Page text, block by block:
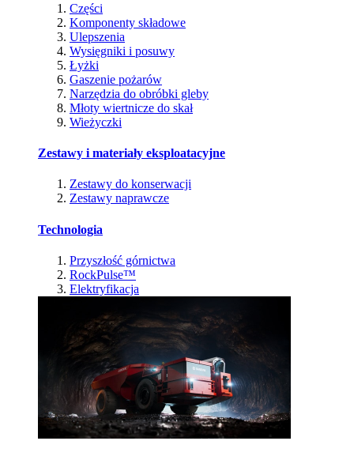
Części
Komponenty składowe
Ulepszenia
Wysięgniki i posuwy
Łyżki
Gaszenie pożarów
Narzędzia do obróbki gleby
Młoty wiertnicze do skał
Wieżyczki
Zestawy i materiały eksploatacyjne
Zestawy do konserwacji
Zestawy naprawcze
Technologia
Przyszłość górnictwa
RockPulse™
Elektryfikacja